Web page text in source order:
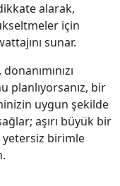
alarak,
için
sunar.
planlıyorsanız, bir
uygun şekilde
aşırı büyük bir
birimle